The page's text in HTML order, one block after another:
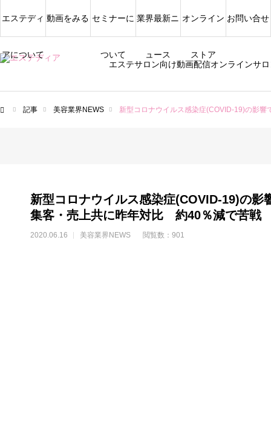
エステサロン向け動画配信オンラインサ
エステディ
アについて
動画をみる セミナーに
ついて
業界最新ニ
ュース
オンライン
ストア
お問い合せ
記事 美容業界NEWS 新型コロナウイルス感染症(COVID-19)の影
新型コロナウイルス感染症(COVID-19)の影
集客・売上共に昨年対比 約40％減で苦戦
2020.06.16 美容業界NEWS 閲覧数：901